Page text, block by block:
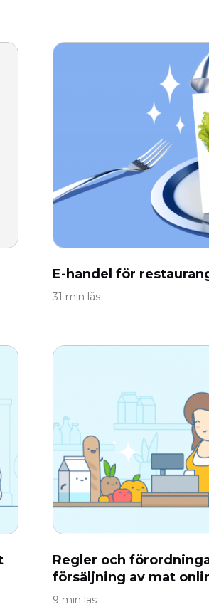
E-handel för
31 min läs
Regler och
försäljning av mat
9 min läs